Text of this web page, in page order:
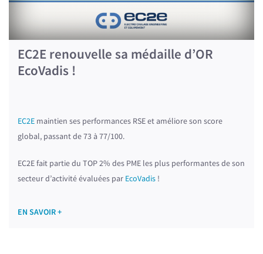
EC2E renouvelle sa médaille d’OR
EcoVadis !
EC2E maintien ses performances RSE et améliore son score
global, passant de 73 à 77/100.
EC2E fait partie du TOP 2% des PME les plus performantes de son
secteur d’activité évaluées par EcoVadis !
EN SAVOIR +